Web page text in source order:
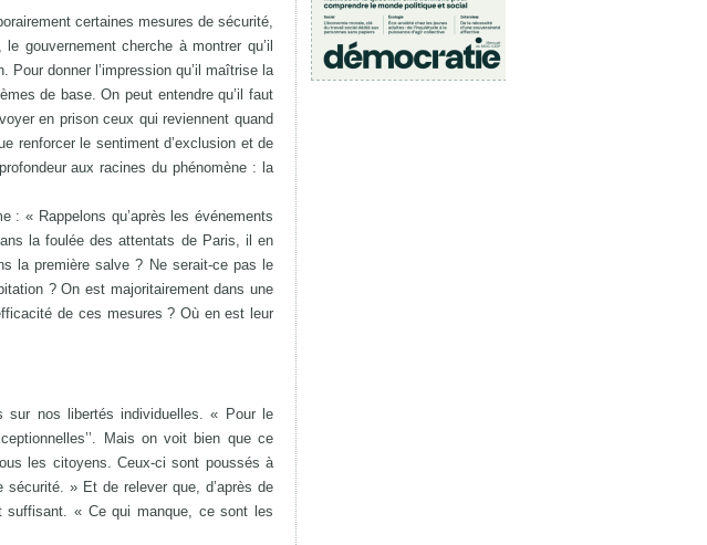
certaines mesures de sécurité,
gouvernement cherche à montrer qu’il
Pour donner l’impression qu’il maîtrise la
de base. On peut entendre qu’il faut
en prison ceux qui reviennent quand
renforcer le sentiment d’exclusion et de
aux racines du phénomène : la
: « Rappelons qu’après les événements
la foulée des attentats de Paris, il en
la première salve ? Ne serait-ce pas le
? On est majoritairement dans une
de ces mesures ? Où en est leur
sur nos libertés individuelles. « Pour le
Mais on voit bien que ce
les citoyens. Ceux-ci sont poussés à
sécurité. » Et de relever que, d’après de
suffisant. « Ce qui manque, ce sont les